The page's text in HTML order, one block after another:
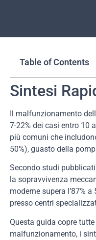
Table of Contents
Sintesi
Il malfunzionamento
7-22% dei casi entro 10
più comuni che
50%), guasto della
Secondo studi
la sopravvivenza
moderne supera l’87%
presso centri
Questa guida copre
malfunzionamento, i